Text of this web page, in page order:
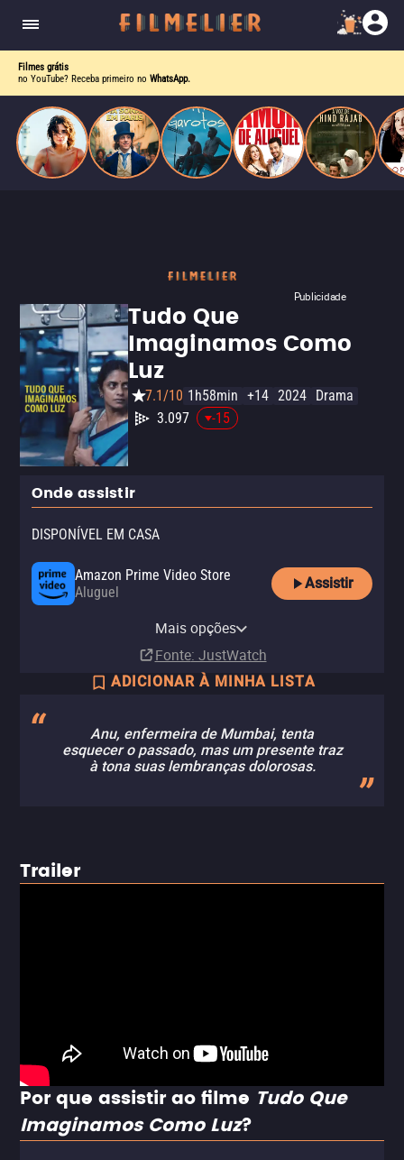
Filmes grátis
no YouTube? Receba primeiro no WhatsApp.
Publicidade
Tudo Que
Imaginamos Como
Luz
7.1/10 1h58min +14 2024 Drama
3.097
-15
Onde assistir
DISPONÍVEL EM CASA
Amazon Prime Video Store
Aluguel
Assistir
Mais opções
Fonte: JustWatch
ADICIONAR À MINHA LISTA
Anu, enfermeira de Mumbai, tenta
esquecer o passado, mas um presente traz
à tona suas lembranças dolorosas.
Trailer
Por que assistir ao filme Tudo Que
Imaginamos Como Luz?
escrevia e a vida real começa a desaparecer.